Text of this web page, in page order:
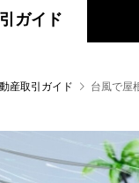
ガイド
産取引ガイド 台風で屋